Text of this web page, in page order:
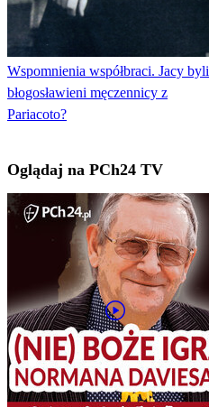
Wspomnienia współbraci. Jacy byli
błogosławieni męczennicy z
Pariacoto?
Oglądaj na PCh24 TV